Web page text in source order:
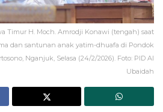
Timur H. Moch. Amrodji Konawi (tengah) saat
dan santunan anak yatim-dhuafa di Pondok
Nganjuk, Selasa (24/2/2026). Foto: PID Al
Ubaidah